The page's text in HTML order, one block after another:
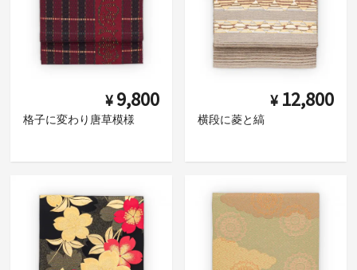
¥ 9,800
格子に変わり唐草模様
¥ 12,800
横段に菱と縞